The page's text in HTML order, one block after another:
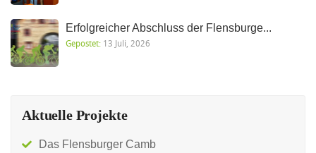
Erfolgreicher Abschluss der Flensburge...
Gepostet: 13 Juli, 2026
Aktuelle Projekte
Das Flensburger Camb